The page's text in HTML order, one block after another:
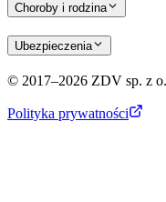
Choroby i rodzina
Ubezpieczenia
© 2017–2026 ZDV sp. z
Polityka prywatności